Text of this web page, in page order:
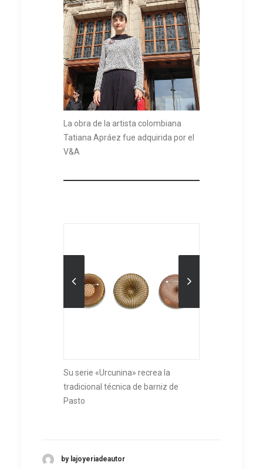
La obra de la artista colombiana
Tatiana Apráez fue adquirida por el
V&A
Su serie «Urcunina» recrea la
tradicional técnica de barniz de
Pasto
by lajoyeriadeautor